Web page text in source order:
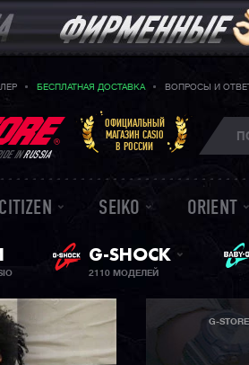
БЕСПЛАТНАЯ ДОСТАВКА ВОПРОСЫ И
INRUSSIA
ОФИЦИАЛЬНЫЙ
МАГАЗИН CASIO
В РОССИИ
CITIZEN SEIKO ORIENT
G-SHOCK
2110 МОДЕЛЕЙ
G-STORE